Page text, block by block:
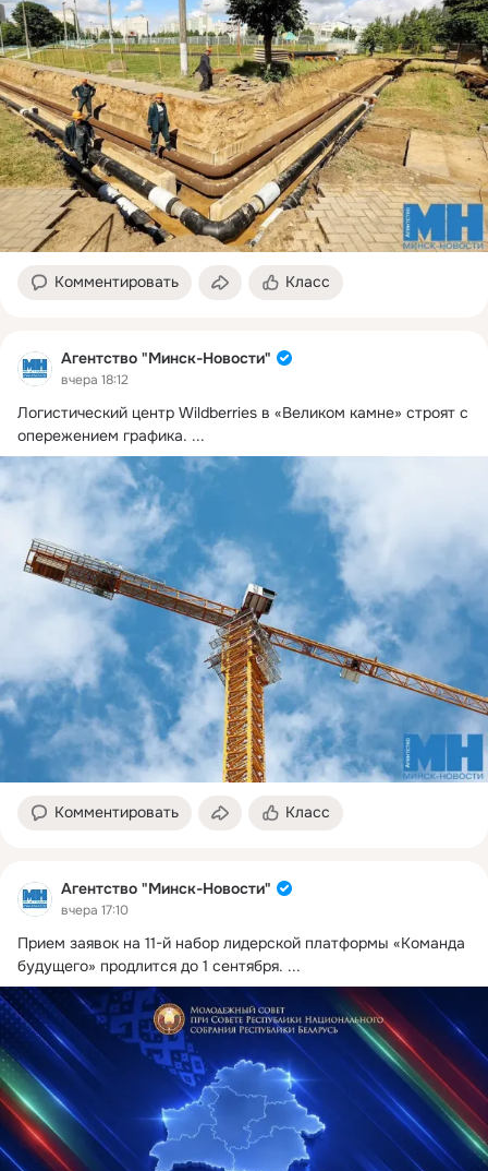
Комментировать Класс
Агентство "Минск-Новости"
вчера 18:12
Логистический центр Wildberries в «Великом камне» строят с
опережением графика. ...
Комментировать Класс
Агентство "Минск-Новости"
вчера 17:10
Прием заявок на 11-й набор лидерской платформы «Команда
будущего» продлится до 1 сентября. ...